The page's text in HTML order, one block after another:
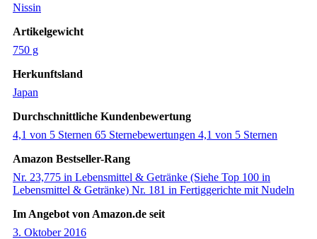
‎Nissin
Artikelgewicht
‎750 g
Herkunftsland
‎Japan
Durchschnittliche Kundenbewertung
4,1 von 5 Sternen 65 Sternebewertungen 4,1 von 5 Sternen
Amazon Bestseller-Rang
Nr. 23,775 in Lebensmittel & Getränke (Siehe Top 100 in
Lebensmittel & Getränke) Nr. 181 in Fertiggerichte mit Nudeln
Im Angebot von Amazon.de seit
3. Oktober 2016